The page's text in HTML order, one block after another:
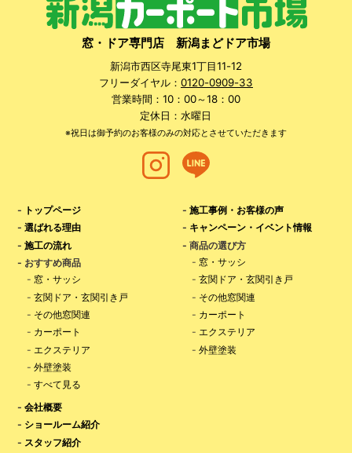
窓・ドア専門店 新潟まどドア市場
新潟市西区寺尾東1丁目11-12
フリーダイヤル： 0120-0909-33
営業時間：10：00～18：00
定休日：水曜日
※祝日は御予約のお客様のみの対応とさせていただきます
- トップページ
- 選ばれる理由
- 施工の流れ
- おすすめ商品
- 窓・サッシ
- 玄関ドア・玄関引き戸
- その他窓関連
- カーポート
- エクステリア
- 外壁塗装
- すべて見る
-施工事例・お客様の声
- キャンペーン・イベント情報
- 商品の選び方
- 窓・サッシ
-玄関ドア・玄関引き戸
- その他窓関連
- カーポート
-エクステリア
-外壁塗装
- 会社概要
- ショールーム紹介
- スタッフ紹介